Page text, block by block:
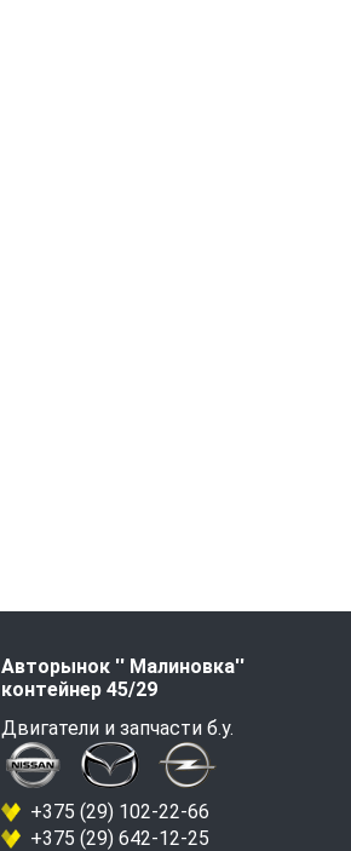
Авторынок '' Малиновка''
контейнер 45/29
Двигатели и запчасти б.у.
+375 (29) 102-22-66
+375 (29) 642-12-25